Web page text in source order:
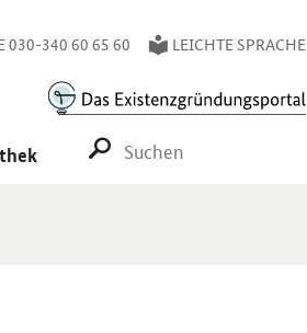
030-340 60 65 60 LEICHTE SPRACHE
SUCHE STARTEN